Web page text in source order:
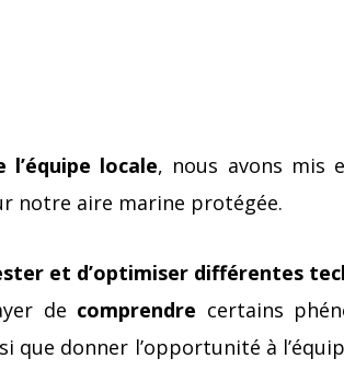
l’équipe locale, nous avons mis
notre aire marine protégée.
et d’optimiser différentes
de comprendre certains
que donner l’opportunité à